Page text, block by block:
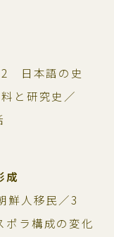
日本語の史
と研究史／
成
鮮人移民／3
ポラ構成の変化